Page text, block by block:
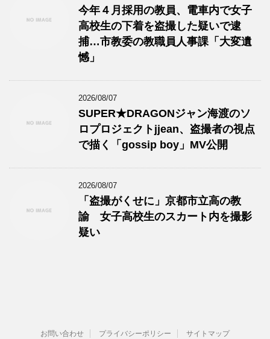
今年４月採用の教員、電車内で女子
高校生の下着を盗撮した疑いで逮
捕…市教委の教職員人事課「大変遺
憾」
2026/08/07
SUPER★DRAGONジャン海渡のソ
ロプロジェクトjjean、盗撮者の視点
で描く「gossip boy」MV公開
2026/08/07
「盗撮がくせに」京都市立高の教
諭 女子高校生のスカート内を撮影
疑い
お問い合わせ プライバシーポリシー サイトマップ